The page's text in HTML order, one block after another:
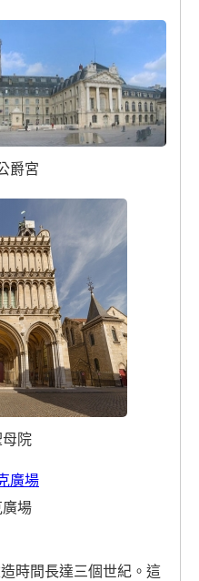
爵宮
院
廣場
時間長達三個世紀。這